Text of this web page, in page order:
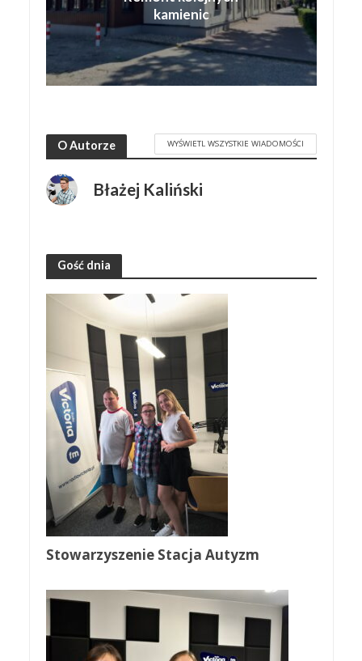
kamienic
O Autorze WYŚWIETL WSZYSTKIE WIADOMOŚCI
Błażej Kaliński
Gość dnia
Stowarzyszenie Stacja Autyzm